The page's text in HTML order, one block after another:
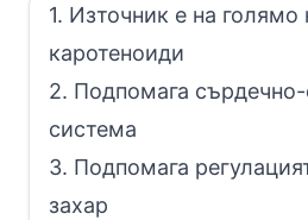
1. Източник е на голямо
каротеноиди
2. Подпомага
система
3. Подпомага
захар